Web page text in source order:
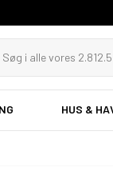
HUS &